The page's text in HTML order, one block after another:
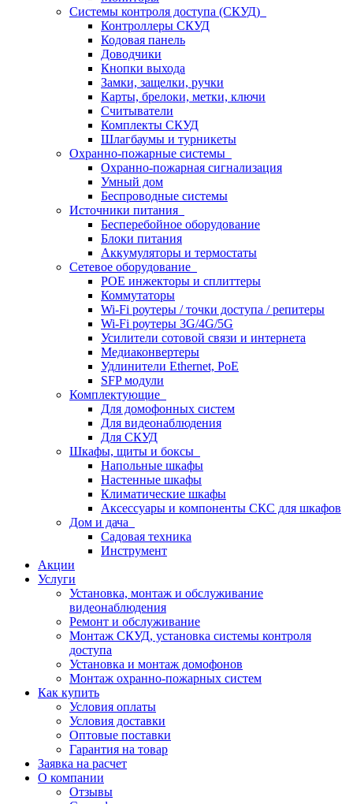
Системы контроля доступа (СКУД)
Контроллеры СКУД
Кодовая панель
Доводчики
Кнопки выхода
Замки, защелки, ручки
Карты, брелоки, метки, ключи
Считыватели
Комплекты СКУД
Шлагбаумы и турникеты
Охранно-пожарные системы
Охранно-пожарная сигнализация
Умный дом
Беспроводные системы
Источники питания
Бесперебойное оборудование
Блоки питания
Аккумуляторы и термостаты
Сетевое оборудование
POE инжекторы и сплиттеры
Коммутаторы
Wi-Fi роутеры / точки доступа / репитеры
Wi-Fi роутеры 3G/4G/5G
Усилители сотовой связи и интернета
Медиаконвертеры
Удлинители Ethernet, PoE
SFP модули
Комплектующие
Для домофонных систем
Для видеонаблюдения
Для СКУД
Шкафы, щиты и боксы
Напольные шкафы
Настенные шкафы
Климатические шкафы
Аксессуары и компоненты СКС для шкафов
Дом и дача
Садовая техника
Инструмент
Акции
Услуги
Установка, монтаж и обслуживание
видеонаблюдения
Ремонт и обслуживание
Монтаж СКУД, установка системы контроля
доступа
Установка и монтаж домофонов
Монтаж охранно-пожарных систем
Как купить
Условия оплаты
Условия доставки
Оптовые поставки
Гарантия на товар
Заявка на расчет
О компании
Отзывы